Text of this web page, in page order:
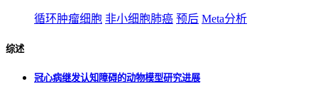
循环肿瘤细胞 非小细胞肺癌 预后 Meta分析
综述
冠心病继发认知障碍的动物模型研究进展